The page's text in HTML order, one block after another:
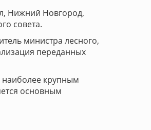
Нижний Новгород,
совета.
министра лесного,
переданных
наиболее крупным
основным